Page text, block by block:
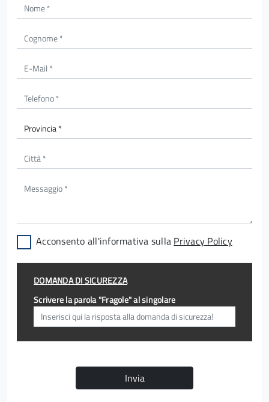
Acconsento all'informativa sulla Privacy Policy
DOMANDA DI SICUREZZA
Scrivere la parola "Fragole" al singolare
Invia